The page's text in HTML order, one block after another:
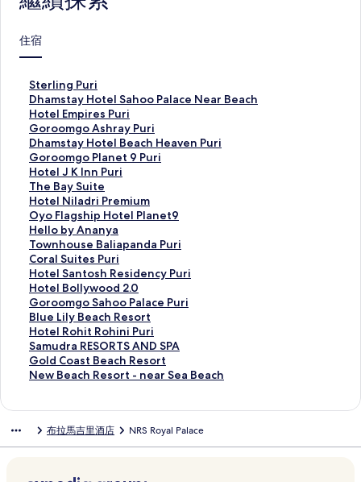
住宿
Sterling Puri
此
連
結
會
開
啟
S
t
e
r
l
i
n
g
P
u
r
i
頁
面
Dhamstay Hotel Sahoo Palace Near Beach
此
連
結
會
開
啟
D
h
a
m
s
t
a
y
H
o
t
e
l
S
P
Hotel Empires Puri
此
連
結
會
開
啟
H
o
t
e
l
E
m
p
i
r
e
s
P
頁
面
Goroomgo Ashray Puri
此
連
結
會
開
啟
G
o
r
o
o
m
g
o
A
s
h
r
r
Dhamstay Hotel Beach Heaven Puri
此
連
結
會
開
啟
D
h
a
m
s
t
a
y
H
o
t
a
Goroomgo Planet 9 Puri
此
連
結
會
開
啟
G
o
r
o
o
m
g
o
P
l
9
Hotel J K Inn Puri
此
連
結
會
開
啟
H
o
t
e
l
J
K
I
n
i
The Bay Suite
此
連
結
會
開
啟
T
h
e
B
a
y
S
u
頁
面
Hotel Niladri Premium
此
連
結
會
開
啟
H
o
t
e
l
N
i
i
Oyo Flagship Hotel Planet9
此
連
結
會
開
啟
O
y
o
F
l
a
p
Hello by Ananya
此
連
結
會
開
啟
H
e
l
l
o
a
Townhouse Baliapanda Puri
此
連
結
會
開
啟
T
o
w
n
e
Coral Suites Puri
此
連
結
會
開
啟
C
o
r
i
Hotel Santosh Residency Puri
此
連
結
會
開
啟
H
o
a
Hotel Bollywood 2.0
此
連
結
會
開
啟
H
B
Goroomgo Sahoo Palace Puri
此
連
結
會
開
啟
o
Blue Lily Beach Resort
此
連
結
會
開
e
Hotel Rohit Rohini Puri
此
連
結
會
t
Samudra RESORTS AND SPA
此
連
結
a
Gold Coast Beach Resort
此
連
啟
G
New Beach Resort - near Sea Beach
此
開
啟
布拉馬吉里酒店 NRS Royal Palace